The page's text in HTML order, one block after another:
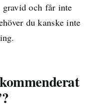
och får inte
du kanske inte